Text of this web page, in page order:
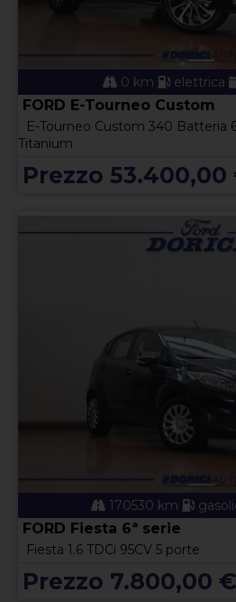
0 km elettrica
FORD E-Tourneo Custom
E-Tourneo Custom 340 Batteria
Titanium
Prezzo 53.400,00
170530 km
FORD Fiesta 6ª serie
Fiesta 1.6 TDCi 95CV 5 porte
Prezzo 7.800,00 €